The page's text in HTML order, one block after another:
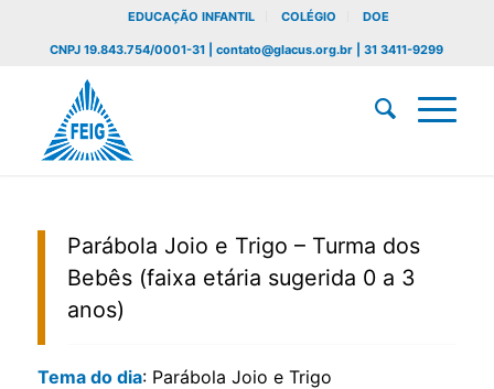
EDUCAÇÃO INFANTIL COLÉGIO DOE
CNPJ 19.843.754/0001-31 | contato@glacus.org.br | 31 3411-9299
Parábola Joio e Trigo – Turma dos
Bebês (faixa etária sugerida 0 a 3
anos)
Tema do dia: Parábola Joio e Trigo